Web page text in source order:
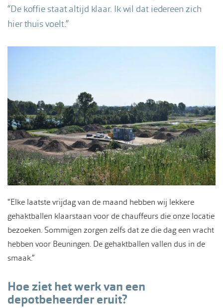
“De koffie staat altijd klaar. Ik wil dat iedereen zich
hier thuis voelt.”
"Elke laatste vrijdag van de maand hebben wij lekkere
gehaktballen klaarstaan voor de chauffeurs die onze locatie
bezoeken. Sommigen zorgen zelfs dat ze die dag een vracht
hebben voor Beuningen. De gehaktballen vallen dus in de
smaak.”
Hoe ziet het werk van een
depotbeheerder eruit?